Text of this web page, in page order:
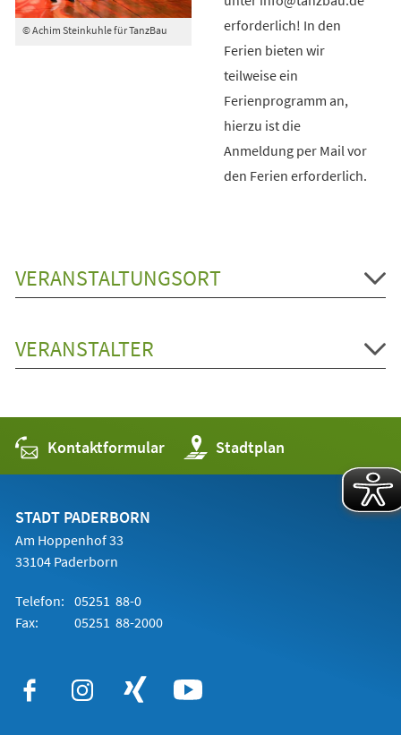
© Achim Steinkuhle für TanzBau
erforderlich! In den
Ferien bieten wir
teilweise ein
Ferienprogramm an,
hierzu ist die
Anmeldung per Mail vor
den Ferien erforderlich.
VERANSTALTUNGSORT
VERANSTALTER
Kontaktformular Stadtplan
(Öffnet
in
einem
STADT PADERBORN
Am Hoppenhof 33
33104 Paderborn
Telefon: 05251 88-0
Fax:
05251 88-2000